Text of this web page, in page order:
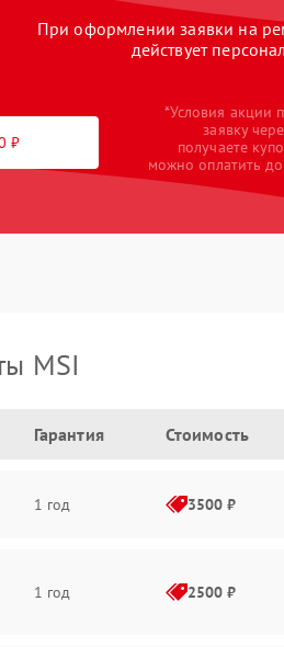
При оформлении заявки на
действует
₽
*Условия акции
заявку
получаете
можно оплатить
MSI
Гарантия Стоимость
1 год 3500 ₽
1 год 2500 ₽